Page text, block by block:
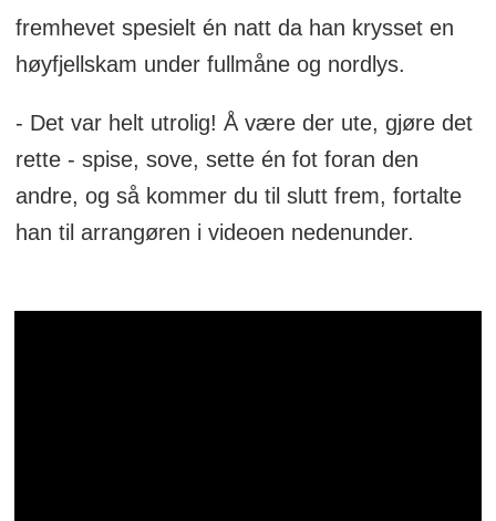
fremhevet spesielt én natt da han krysset en
høyfjellskam under fullmåne og nordlys.
- Det var helt utrolig! Å være der ute, gjøre det
rette - spise, sove, sette én fot foran den
andre, og så kommer du til slutt frem, fortalte
han til arrangøren i videoen nedenunder.